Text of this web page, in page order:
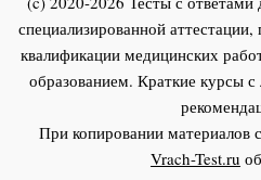
специализированной
квалификации медицинских
образованием. Краткие курсы с
При копировании материалов с
Vrach-Test.ru